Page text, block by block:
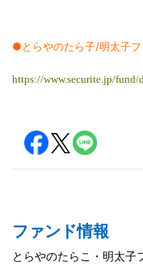
●とらやのたら子/明太子
https://www.securite.jp/fund/
ファンド情報
とらやのたらこ・明太子